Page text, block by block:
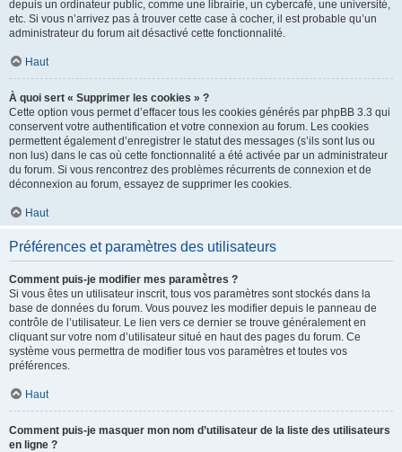
depuis un ordinateur public, comme une librairie, un cybercafé, une université,
etc. Si vous n’arrivez pas à trouver cette case à cocher, il est probable qu’un
administrateur du forum ait désactivé cette fonctionnalité.
Haut
À quoi sert « Supprimer les cookies » ?
Cette option vous permet d’effacer tous les cookies générés par phpBB 3.3 qui
conservent votre authentification et votre connexion au forum. Les cookies
permettent également d’enregistrer le statut des messages (s’ils sont lus ou
non lus) dans le cas où cette fonctionnalité a été activée par un administrateur
du forum. Si vous rencontrez des problèmes récurrents de connexion et de
déconnexion au forum, essayez de supprimer les cookies.
Haut
Préférences et paramètres des utilisateurs
Comment puis-je modifier mes paramètres ?
Si vous êtes un utilisateur inscrit, tous vos paramètres sont stockés dans la
base de données du forum. Vous pouvez les modifier depuis le panneau de
contrôle de l’utilisateur. Le lien vers ce dernier se trouve généralement en
cliquant sur votre nom d’utilisateur situé en haut des pages du forum. Ce
système vous permettra de modifier tous vos paramètres et toutes vos
préférences.
Haut
Comment puis-je masquer mon nom d’utilisateur de la liste des utilisateurs
en ligne ?